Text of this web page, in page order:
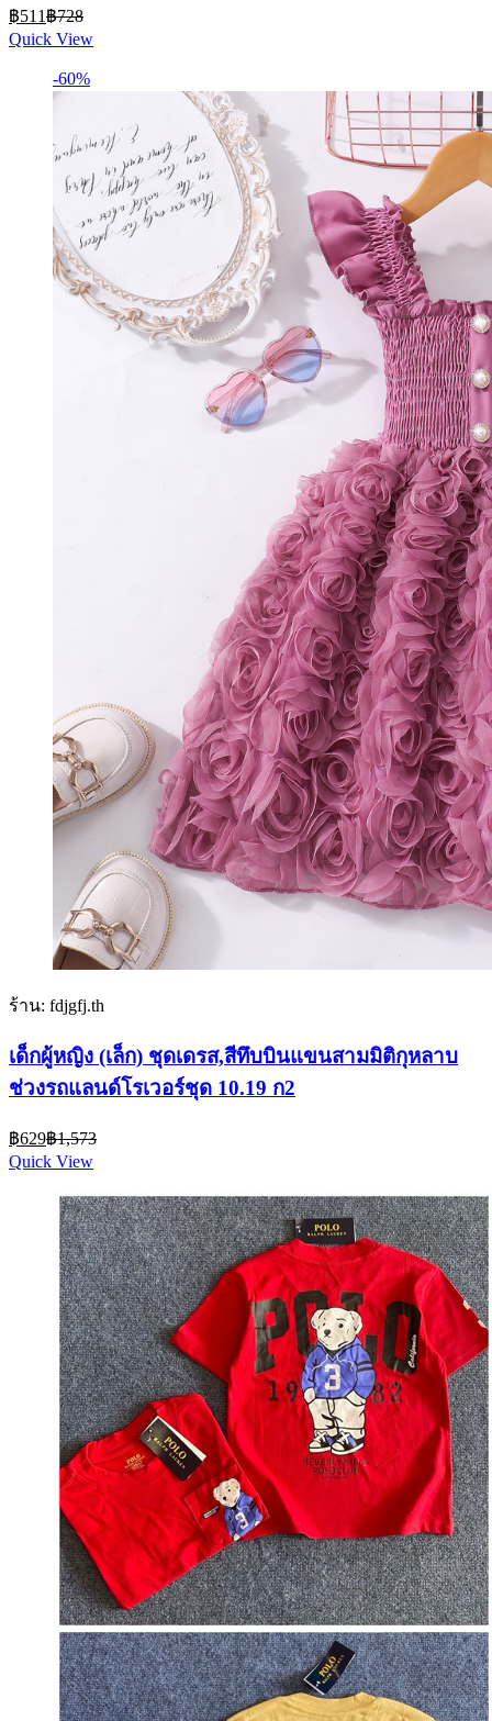
฿511 Current
price
is:
฿511.
฿728
was:
฿728.
Quick View
-60%
ร้าน: fdjgfj.th
เด็กผู้หญิง (เล็ก) ชุดเดรส,สีทึบบินแขนสามมิติกุหลาบ
ช่วงรถแลนด์โรเวอร์ชุด 10.19 ก2
฿629Current
price
is:
฿629.
฿1,573
฿1,573.
Quick View